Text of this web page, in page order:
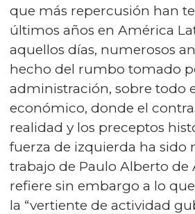
que más repercusión han
últimos años en América
aquellos días, numerosos
hecho del rumbo tomado
administración, sobre todo
económico, donde el
realidad y los preceptos
fuerza de izquierda ha sido
trabajo de Paulo Alberto de
refiere sin embargo a lo
la “vertiente de actividad